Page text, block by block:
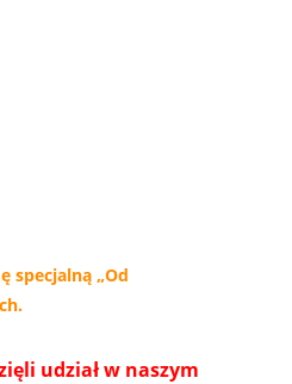
specjalną „Od
udział w naszym